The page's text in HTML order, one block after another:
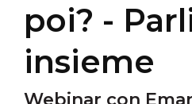
poi? -
insieme